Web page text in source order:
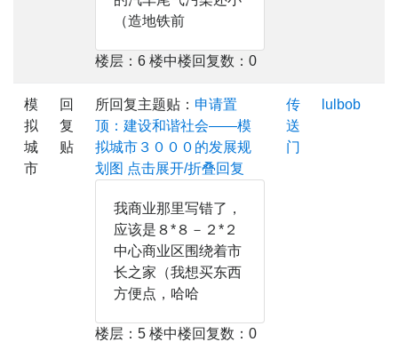
（造地铁前
楼层：6 楼中楼回复数：0
模
拟
城
市
回
复
贴
所回复主题贴： 申请置
顶：建设和谐社会——模
拟城市３０００的发展规
划图 点击展开/折叠回复
我商业那里写错了，
应该是８*８－２*２
中心商业区围绕着市
长之家（我想买东西
方便点，哈哈
楼层：5 楼中楼回复数：0
传
送
门
lulbob